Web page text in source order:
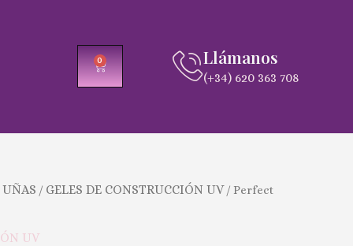
0
CARRITO
Llámanos
(+34) 620 363 708
/ GELES DE CONSTRUCCIÓN UV/ Perfect
UV